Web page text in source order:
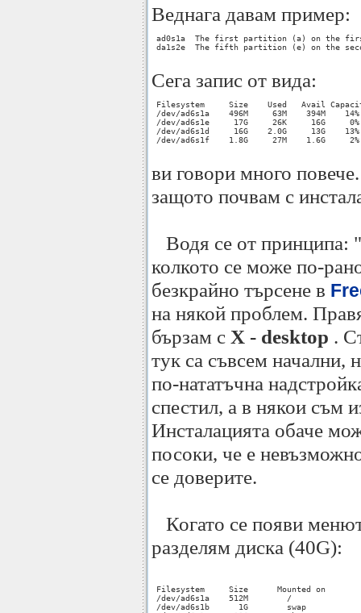
Веднага давам пример:
ad0s1a  The first partition (a) on the
da1s2e  The fifth partition (e) on the
Сега запис от вида:
Filesystem     Size    Used   Avail
/dev/ad6s1a    496M     63M    394M
/dev/ad6s1e     17G     26K     16G
/dev/ad6s1d     16G    2.0G     13G
/dev/ad6s1f    1.8G     27M    1.6G
ви говори много
защото почвам с
Водя се от принципа:
колкото се може по-
безкрайно търсене в
на някой проблем.
бързам с X - desktop .
тук са съвсем начални,
по-нататъчна
спестил, а в някои съм
Инсталацията обаче
посоки, че е
се доверите.
Когато се появи
разделям диска (40G):
Filesystem     Size      Mounted on
/dev/ad6s1a    512M        /
/dev/ad6s1b      1G        swap